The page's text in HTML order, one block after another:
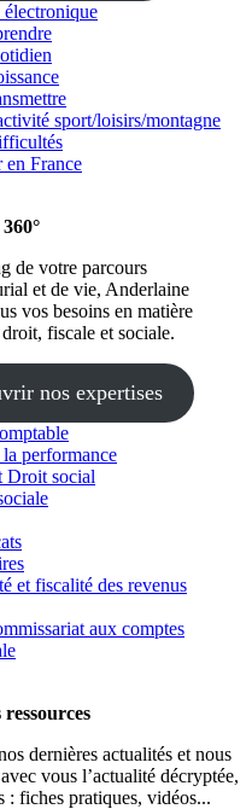
sport/loisirs/montagne
en France
de votre parcours
et de vie, Anderlaine
vos besoins en matière
fiscale et sociale.
nos expertises
performance
Droit social
et fiscalité des revenus
aux comptes
ressources
dernières actualités et nous
vous l’actualité décryptée,
: fiches pratiques, vidéos...